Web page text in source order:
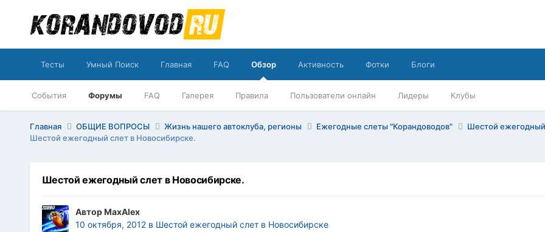
Тесты Умный Поиск Главная FAQ Обзор
События Форумы FAQ Галерея Правила Пользователи онлайн Лидеры Клубы
Активность Фотки Блоги
Главная ОБЩИЕ ВОПРОСЫ Жизнь нашего автоклуба, регионы Ежегодные слеты "Корандоводов"
Шестой
Шестой ежегодный слет в Новосибирске.
Шестой ежегодный слет в Новосибирске.
АвторMaxAlex
10 октября, 2012в Шестой ежегодный слет в Новосибирске